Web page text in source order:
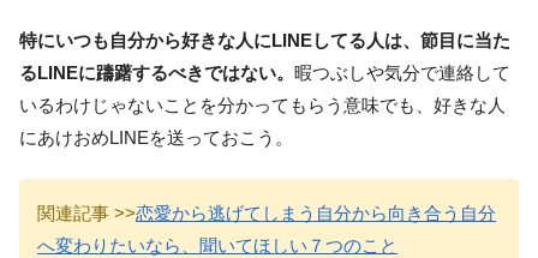
特にいつも自分から好きな人にLINEしてる人は、節目に当た
るLINEに躊躇するべきではない。 暇つぶしや気分で連絡して
いるわけじゃないことを分かってもらう意味でも、好きな人
にあけおめLINEを送っておこう。
関連記事 >>恋愛から逃げてしまう自分から向き合う自分
へ変わりたいなら、聞いてほしい７つのこと